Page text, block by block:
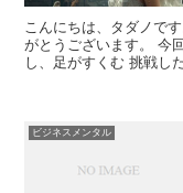
こんにちは、タダノで
がとうございます。 今回のテーマは 失敗が怖い 過去の経験を思い出
し、足がすくむ 挑戦し
ビジネスメンタル